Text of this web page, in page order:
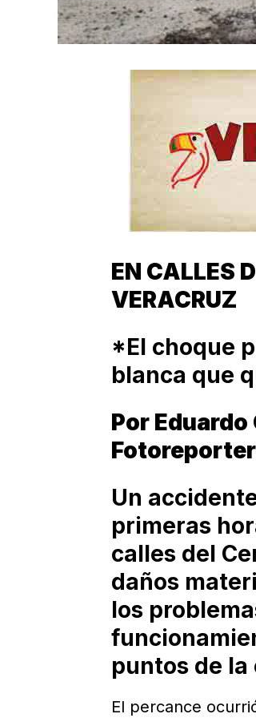
EN CALLES
VERACRUZ
*El choque
blanca que
Por Eduardo
Un
primeras
calles del
daños
los
puntos de la
El percance